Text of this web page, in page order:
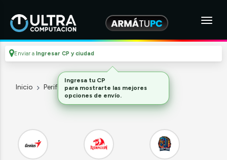
Enviar a Ingresar CP y ciudad
Inicio Perifericos Webcams
Ingresa tu CP
para mostrarte las mejores
opciones de envío.